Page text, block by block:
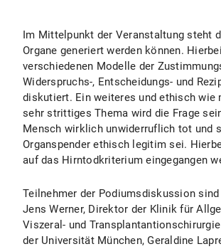
Im Mittelpunkt der Veranstaltung steht
Organe generiert werden können.
verschiedenen Modelle der
Widerspruchs-, Entscheidungs- und
diskutiert. Ein weiteres und ethisch wie
sehr strittiges Thema wird die Frage
Mensch wirklich unwiderruflich tot und
Organspender ethisch legitim sei.
auf das Hirntodkriterium eingegangen
Teilnehmer der Podiumsdiskussion
Jens Werner, Direktor der Klinik für
Viszeral- und
der Universität München, Geraldine